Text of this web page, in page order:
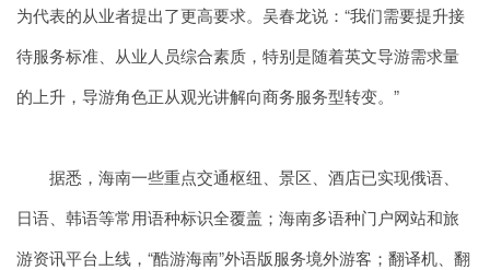
为代表的从业者提出了更高要求。吴春龙说：“我们需要提升接
待服务标准、从业人员综合素质，特别是随着英文导游需求量
的上升，导游角色正从观光讲解向商务服务型转变。”
据悉，海南一些重点交通枢纽、景区、酒店已实现俄语、
日语、韩语等常用语种标识全覆盖；海南多语种门户网站和旅
游资讯平台上线，“酷游海南”外语版服务境外游客；翻译机、翻